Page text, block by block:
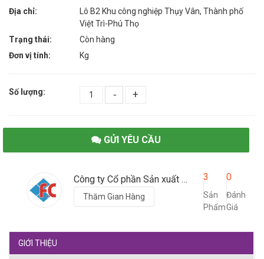
Địa chỉ:
Lô B2 Khu công nghiệp Thụy Vân, Thành phố
Việt Trì-Phú Thọ
Trạng thái:
Còn hàng
Đơn vị tính:
Kg
Số lượng: - +
GỬI YÊU CẦU
Công ty Cổ phần Sản xuất Thương mại Hữu Nghị
Thăm Gian Hàng
3
Sản
Phẩm
0
Đánh
Giá
GIỚI THIỆU